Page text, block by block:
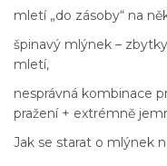
mletí „do zásoby“ na
špinavý mlýnek –
mletí,
nesprávná kombinace
pražení + extrémně
Jak se starat o mlýnek